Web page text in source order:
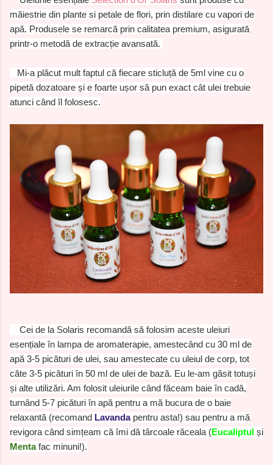
măiestrie din plante si petale de flori, prin distilare cu vapori de
apă. Produsele se remarcă prin calitatea premium, asigurată
printr-o metodă de extracție avansată.
Mi-a plăcut mult faptul că fiecare sticluță de 5ml vine cu o
pipetă dozatoare și e foarte ușor să pun exact cât ulei trebuie
atunci când îl folosesc.
Cei de la Solaris recomandă să folosim aceste uleiuri
esențiale în lampa de aromaterapie, amestecând cu 30 ml de
apă 3-5 picături de ulei, sau amestecate cu uleiul de corp, tot
căte 3-5 picături în 50 ml de ulei de bază. Eu le-am găsit totuși
și alte utilizări. Am folosit uleiurile când făceam baie în cadă,
turnând 5-7 picături în apă pentru a mă bucura de o baie
relaxantă (recomand Lavandapentru asta!) sau pentru a mă
revigora când simțeam că îmi dă târcoale răceala (Eucaliptul și
Mentafac minuni!).